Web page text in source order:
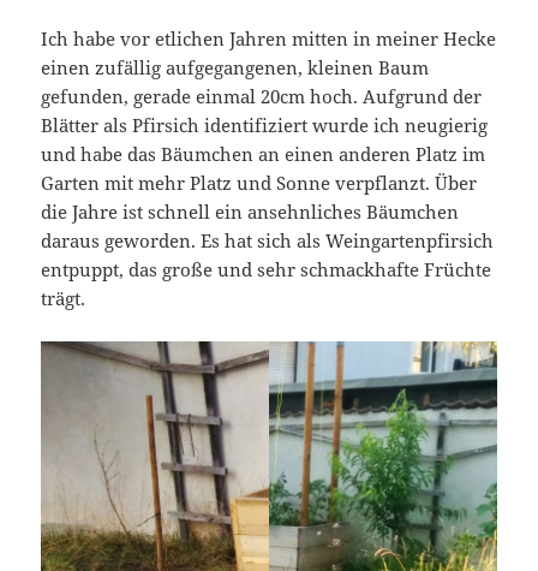
Ich habe vor etlichen Jahren mitten in meiner Hecke
einen zufällig aufgegangenen, kleinen Baum
gefunden, gerade einmal 20cm hoch. Aufgrund der
Blätter als Pfirsich identifiziert wurde ich neugierig
und habe das Bäumchen an einen anderen Platz im
Garten mit mehr Platz und Sonne verpflanzt. Über
die Jahre ist schnell ein ansehnliches Bäumchen
daraus geworden. Es hat sich als Weingartenpfirsich
entpuppt, das große und sehr schmackhafte Früchte
trägt.